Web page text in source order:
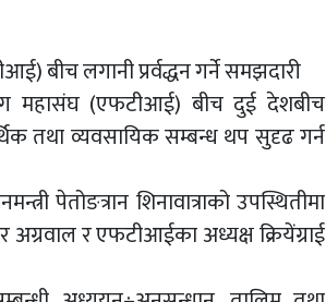
बीच लगानी प्रर्वद्धन गर्ने समझदारी
महासंघ (एफटीआई) बीच दुई देशबीच
तथा व्यवसायिक सम्बन्ध थप सुदृढ गर्न
पेतोङत्रान शिनावात्राको उपस्थितीमा
र एफटीआईका अध्यक्ष क्रियेंग्राई